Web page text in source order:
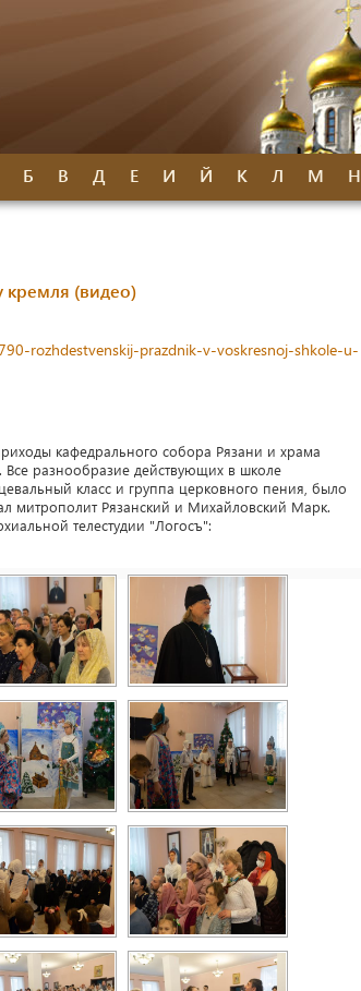
Б В Д Е И Й К Л М Н
кремля (видео)
rozhdestvenskij-prazdnik-v-voskresnoj-shkole-u-
кафедрального собора Рязани и храма
разнообразие действующих в школе
класс и группа церковного пения, было
митрополит Рязанский и Михайловский Марк.
телестудии "Логосъ":